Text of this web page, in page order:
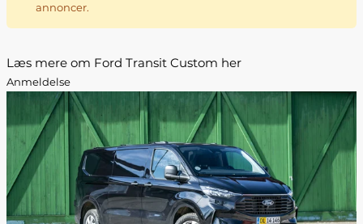
annoncer.
Læs mere om Ford Transit Custom her
Anmeldelse